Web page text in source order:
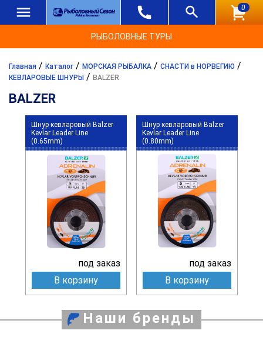
0
РЫБОЛОВНЫЕ ТУРЫ
Главная / Каталог / МОРСКАЯ РЫБАЛКА / СНАСТИ в НОРВЕГИЮ /
КЕВЛАРОВЫЕ ШНУРЫ / BALZER
BALZER
Шнур кевларовый Balzer
Kevlar Leader Line
(0.65mm)
под заказ
В корзину
Шнур кевларовый Balzer
Kevlar Leader Line
(0.80mm)
под заказ
В корзину
Наши бренды